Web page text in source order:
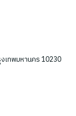
เทพมหานคร 10230